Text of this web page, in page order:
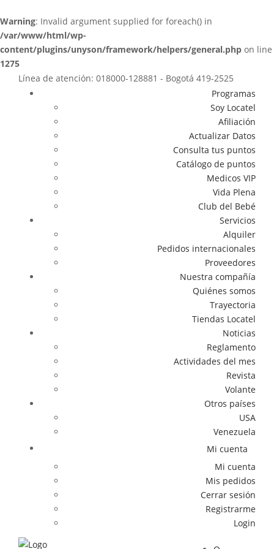
Warning: Invalid argument supplied for foreach() in
/var/www/html/wp-
content/plugins/unyson/framework/helpers/general.php on line
1275
Línea de atención: 018000-128881 - Bogotá 419-2525
Programas
Soy Locatel
Afiliación
Actualizar Datos
Consulta tus puntos
Catálogo de puntos
Medicos VIP
Vida Plena
Club del Bebé
Servicios
Alquiler
Pedidos internacionales
Proveedores
Nuestra compañía
Quiénes somos
Trayectoria
Tiendas Locatel
Noticias
Reglamento
Actividades del mes
Revista
Volante
Otros países
USA
Venezuela
Mi cuenta
Mi cuenta
Mis pedidos
Cerrar sesión
Registrarme
Login